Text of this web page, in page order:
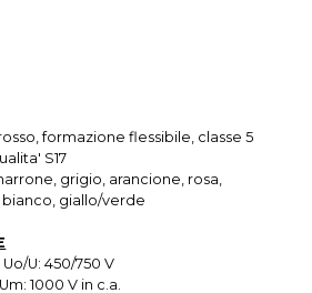
formazione flessibile, classe 5
S17
grigio, arancione, rosa,
bianco, giallo/verde
U: 450/750 V
1000 V in c.a.